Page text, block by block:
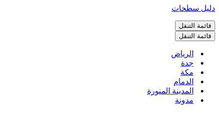
دليل سطحات
قائمة التنقل
قائمة التنقل
الرياض
جدة
مكة
الدمام
المدينة المنورة
مدونة